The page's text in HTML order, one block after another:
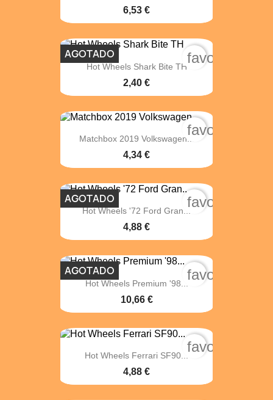
6,53 €
Hot Wheels Shark Bite TH
2,40 €
AGOTADO
Matchbox 2019 Volkswagen...
4,34 €
Hot Wheels '72 Ford Gran...
4,88 €
AGOTADO
Hot Wheels Premium '98...
10,66 €
AGOTADO
Hot Wheels Ferrari SF90...
4,88 €